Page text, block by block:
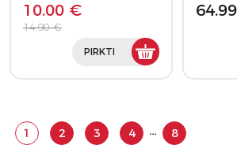
10.00 €
14.90 €
PIRKTI
1 2 3 4 … 8